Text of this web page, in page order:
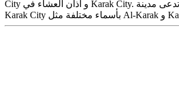
City و اذان العشاء في Karak City. في اللغات الأخرى تدعى مدينة